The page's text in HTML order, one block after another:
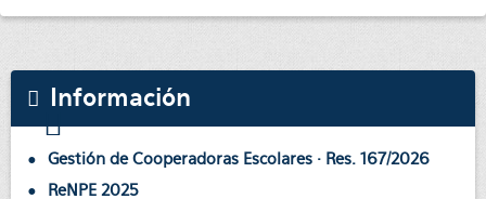
Información
Gestión de Cooperadoras Escolares · Res. 167/2026
ReNPE 2025